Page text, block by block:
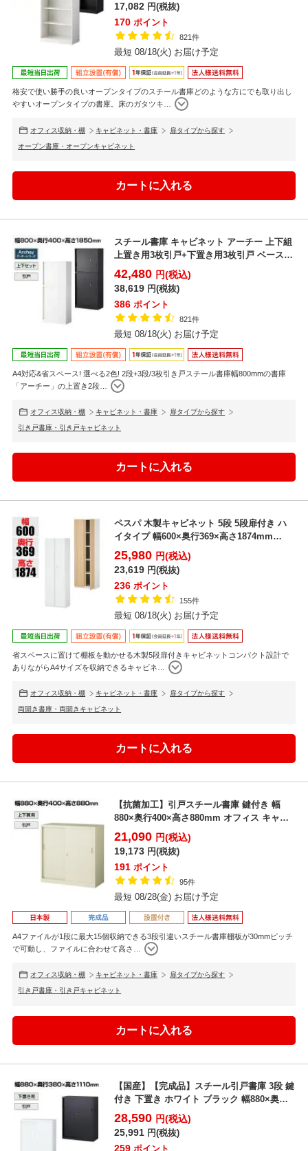
17,082 円(税抜)
170 ポイント
821件
最短 08/18(火) お届け予定
格安で使い勝手の良いオープンタイプのスチール書庫どのような方にでも取り出し
やすいオープンタイプの書庫。床のガタツキ
オフィス収納・棚 キャビネット・書庫 扉タイプから探す
オープン書庫・オープンキャビネット
スチール書庫 キャビネット アーチー 上下組
上置き用3枚引戸+下置き用3枚引戸 ベース付
き 幅80...
42,480 円(税込)
38,619 円(税抜)
386 ポイント
821件
最短 08/18(火) お届け予定
A4対応&省スペース! 選べる2色! 2段+3段/3枚引き戸スチール書庫幅800mmの書庫
「アーチー」の上置き2段…
オフィス収納・棚 キャビネット・書庫 扉タイプから探す
引き戸書庫・引き戸キャビネット
ペスパ 木製キャビネット 5段 5段扉付き ハ
イタイプ 幅600×奥行369×高さ1874mm
【ホ...
25,980 円(税込)
23,619 円(税抜)
236 ポイント
155件
最短 08/18(火) お届け予定
省スペースに置けて棚板を動かせる木製5段扉付きキャビネットコンパクト設計で
ありながらA4サイズを収納できるキャビネ
オフィス収納・棚 キャビネット・書庫 扉タイプから探す
両開き書庫・両開きキャビネット
【抗菌加工】引戸スチール書庫 鍵付き 幅
880×奥行400×高さ880mm オフィス キャビ
ネット ...
21,090 円(税込)
19,173 円(税抜)
191 ポイント
95件
最短 08/28(金) お届け予定
A4ファイルが1段に最大15個収納できる3段引違いスチール書庫棚板が30mmピッチ
で可動し、ファイルに合わせて高さ
オフィス収納・棚 キャビネット・書庫 扉タイプから探す
引き戸書庫・引き戸キャビネット
【国産】【完成品】スチール引戸書庫 3段 鍵
付き 下置き ホワイト ブラック 幅880×奥行
380×...
28,590 円(税込)
25,991 円(税抜)
259